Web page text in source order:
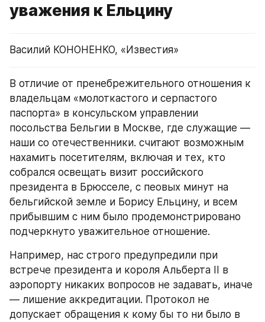
уважения к Ельцину
Василий КОНОНЕНКО, «Известия»
В отличие от пренебрежительного отношения к
владельцам «молоткастого и серпастого
паспорта» в консульском управлении
посольства Бельгии в Москве, где служащие —
наши со отечественники. считают возможным
нахамить посетителям, включая и тех, кто
собрался освещать визит российского
президента в Брюсселе, с пеовых минут на
бельгийской земле и Борису Ельцину, и всем
прибывшим с ним было продемонстрировано
подчеркнуто уважительное отношение.
Например, нас строго предупредили при
встрече президента и короля Альберта II в
аэропорту никаких вопросов не задавать, иначе
— лишение аккредитации. Протокол не
допускает обращения к кому бы то ни было в